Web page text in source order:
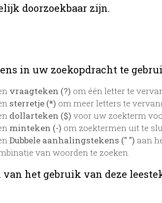
doorzoekbaar zijn.
in uw zoekopdracht te
vraagteken (?) om één letter te
sterretje (*) om meer letters te
dollarteken ($) voor uw zoekterm
minteken (-) om zoektermen uit te
Dubbele aanhalingstekens (" ") aan
van woorden te zoeken.
van het gebruik van deze